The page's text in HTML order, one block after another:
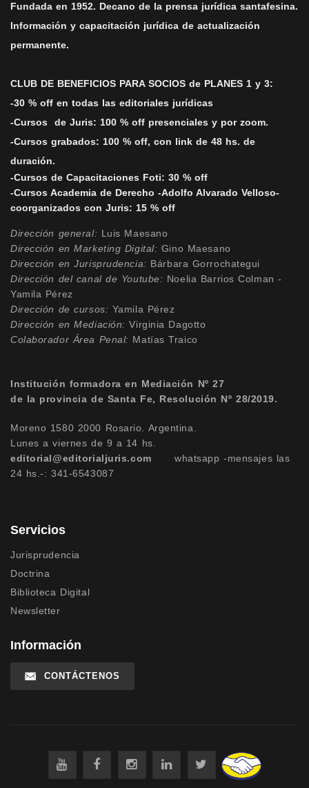
Fundada en 1952. Decano de la prensa jurídica santafesina.
Información y capacitación jurídica de actualización
permanente.
CLUB DE BENEFICIOS PARA SOCIOS de PLANES 1 y 3:
-30 % off en todas las editoriales jurídicas
-Cursos
de Juris: 100 % off presenciales y por zoom.
-Cursos grabados: 100 % off, con link de 48 hs. de
duración.
-Cursos de Capacitaciones Foti: 30 % off
-Cursos Academia de Derecho -Adolfo Alvarado Velloso-
coorganizados con Juris: 15 % off
Dirección general: Luis Maesano
Dirección en Marketing Digital: Gino Maesano
Dirección en Jurisprudencia: Bárbara Gorrochategui
Dirección del canal de Youtube: Noelia Barrios Colman -
Yamila Pérez
Dirección de cursos: Yamila Pérez
Dirección en Mediación: Virginia Dagotto
Colaborador Área Penal: Matías Traico
Institución formadora en Mediación Nº 27
de la provincia de Santa Fe, Resolución Nº 28/2019.
Moreno 1580 2000 Rosario. Argentina.
Lunes a viernes de 9 a 14 hs.
editorial@editorialjuris.com
whatsapp -mensajes las
24 hs.-:341-6543087
Servicios
Jurisprudencia
Doctrina
Biblioteca Digital
Newsletter
Información
CONTÁCTENOS